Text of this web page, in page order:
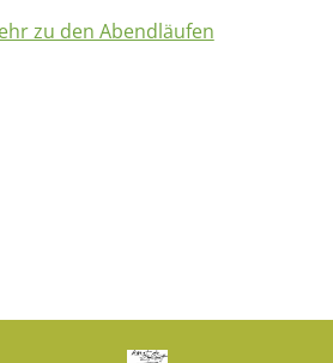
zu den Abendläufen